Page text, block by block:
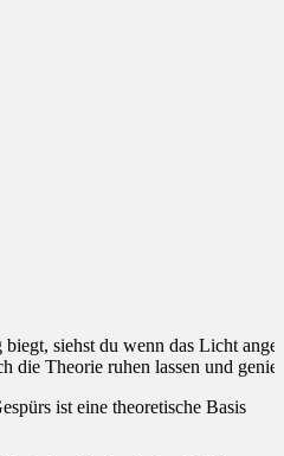
siehst du wenn das Licht
die Theorie ruhen lassen und
ist eine theoretische Basis